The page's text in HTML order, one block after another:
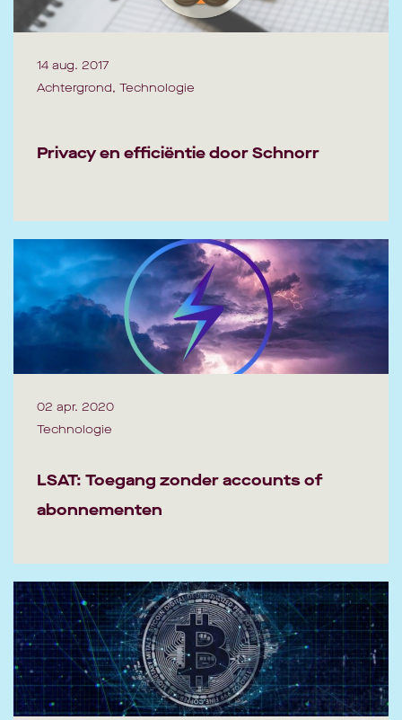
14 aug. 2017
Achtergrond, Technologie
Privacy en efficiëntie door Schnorr
02 apr. 2020
Technologie
LSAT: Toegang zonder accounts of
abonnementen